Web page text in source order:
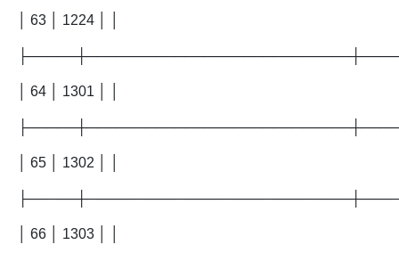
│ 63 │ 1224 │ │
│ 64 │ 1301 │ │
│ 65 │ 1302 │ │
│ 66 │ 1303 │ │